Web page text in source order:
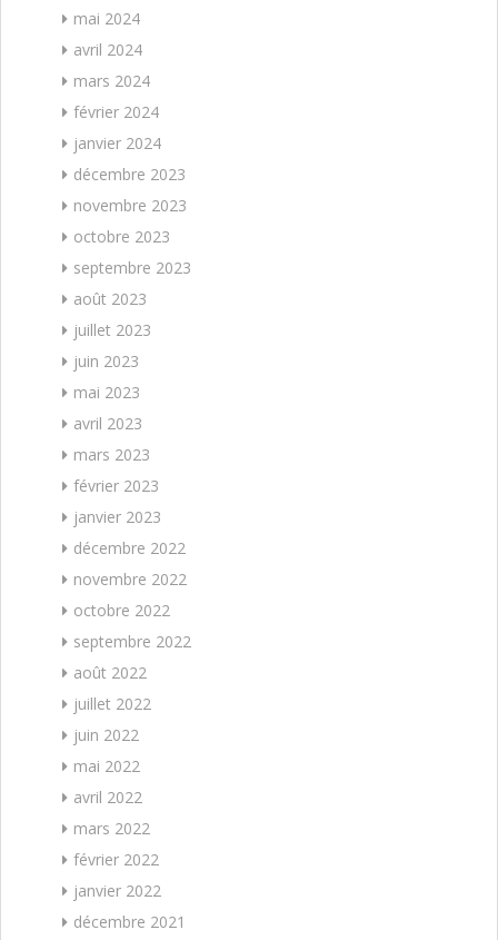
mai 2024
avril 2024
mars 2024
février 2024
janvier 2024
décembre 2023
novembre 2023
octobre 2023
septembre 2023
août 2023
juillet 2023
juin 2023
mai 2023
avril 2023
mars 2023
février 2023
janvier 2023
décembre 2022
novembre 2022
octobre 2022
septembre 2022
août 2022
juillet 2022
juin 2022
mai 2022
avril 2022
mars 2022
février 2022
janvier 2022
décembre 2021